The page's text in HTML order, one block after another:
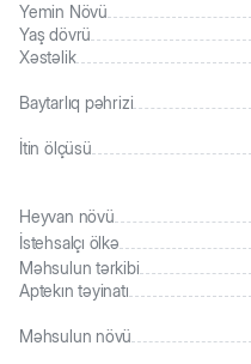
Yemin Növü
Yaş dövrü
Xəstəlik
Baytarlıq pəhrizi
İtin ölçüsü
Heyvan növü
İstehsalçı ölkə
Məhsulun tərkibi
Aptekın təyinatı
Məhsulun növü